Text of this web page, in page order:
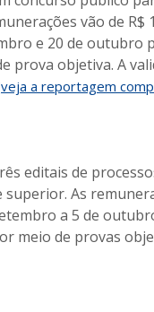
vão de R$
e 20 de outubro
prova objetiva. A
a reportagem
editais de
As
a 5 de
meio de provas